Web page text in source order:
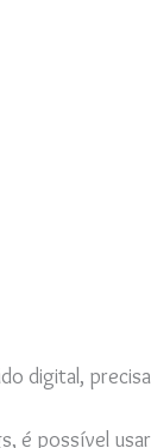
digital,
é possível